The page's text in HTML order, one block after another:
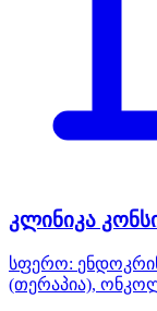
კლინიკა
სფერო:
(თერაპია),